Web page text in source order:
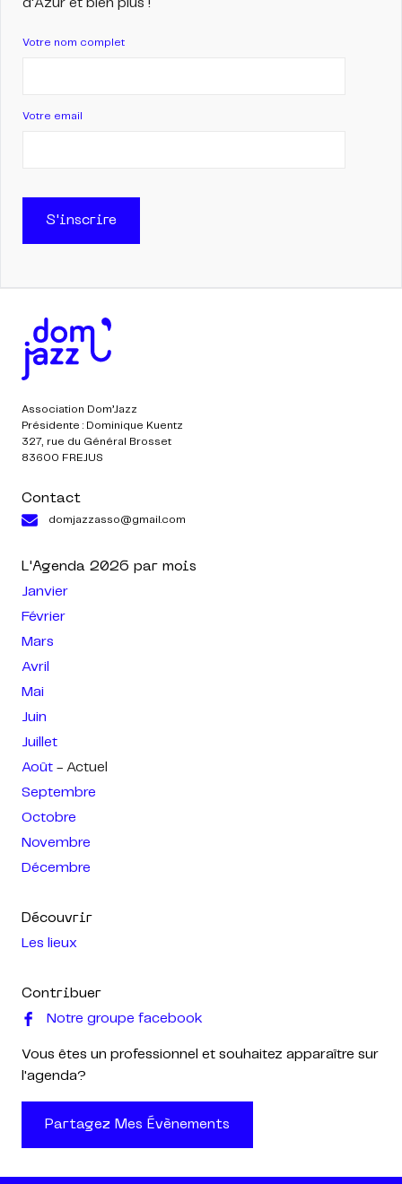
d'Azur et bien plus !
Votre nom complet
Votre email
S'inscrire
Association Dom’Jazz
Présidente : Dominique Kuentz
327, rue du Général Brosset
83600 FREJUS
Contact
domjazzasso@gmail.com
L'Agenda 2026 par mois
Janvier
Février
Mars
Avril
Mai
Juin
Juillet
Août - Actuel
Septembre
Octobre
Novembre
Décembre
Découvrir
Les lieux
Contribuer
Notre groupe facebook
Vous êtes un professionnel et souhaitez apparaître sur
l'agenda?
Partagez Mes Évènements